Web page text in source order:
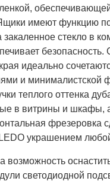
имеют функцию
стекло в
безопасность.
идеально
и минималистской
теплого оттенка
в витрины и шкафы,
фрезеровка
украшением
возможность
светодиодной